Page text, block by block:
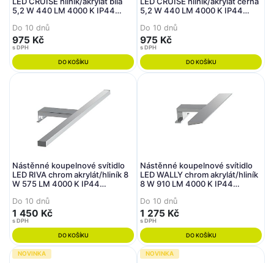
5,2 W 440 LM 4000 K IP44
Do 10 dnů
975 Kč
s DPH
DO KOŠÍKU
5,2 W 440 LM 4000 K IP44
Do 10 dnů
975 Kč
s DPH
DO KOŠÍKU
Nástěnné koupelnové svítidlo
LED RIVA chrom akrylát/hliník 8
W 575 LM 4000 K IP44
Do 10 dnů
1 450 Kč
s DPH
DO KOŠÍKU
Nástěnné koupelnové svítidlo
LED WALLY chrom akrylát/hliník
8 W 910 LM 4000 K IP44
Do 10 dnů
1 275 Kč
s DPH
DO KOŠÍKU
NOVINKA NOVINKA